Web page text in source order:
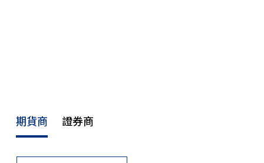
期貨商 證券商